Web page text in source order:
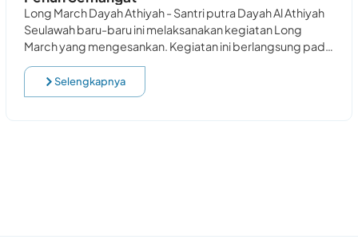
Long March Dayah Athiyah - Santri putra Dayah Al Athiyah
Seulawah baru-baru ini melaksanakan kegiatan Long
March yang mengesankan. Kegiatan ini berlangsung pada
Ahad, 28 April 2024, dengan rute perjalanan
Selengkapnya